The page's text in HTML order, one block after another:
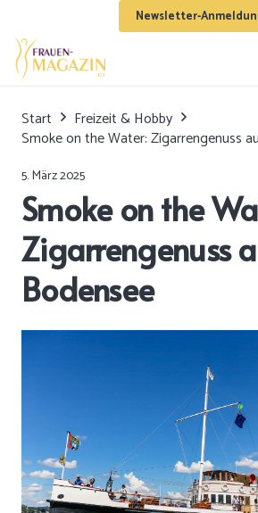
Newsletter-
Start
Freizeit & Hobby
Smoke on the Water: Zigarrengenuss
5. März 2025
Smoke on the
Zigarrengenuss
Bodensee